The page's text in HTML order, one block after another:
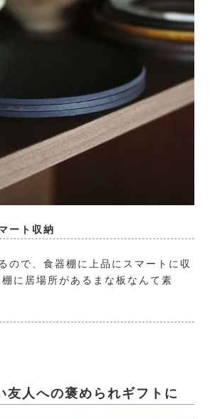
ート収納
ので、食器棚に上品にスマートに収
に居場所があるまな板なんて素
友人への褒められギフトに